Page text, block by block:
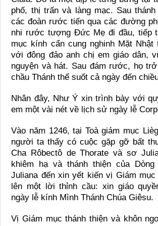
phố, thị trấn và làng mạc. Sau
các đoàn rước tiến qua các đường
nhi rước tượng Đức Mẹ đi đầu, tiếp
mục kính cẩn cung nghinh Mặt Nhật
với đông đảo anh chị em giáo dân,
nguyện và hát. Sau đám rước, họ
chầu Thánh thể suốt cả ngày đến
Nhân đây, Như Ý xin trình bày với
em một vài nét về lịch sử ngày lễ
Vào năm 1246, tại Toà giám mục
người ta thấy có cuộc gặp gỡ bất
Cha Rôbectô de Thorate và sơ
khiêm hạ và thánh thiện của Dòng
Juliana đến xin yết kiến vị Giám
lên một lời thỉnh cầu: xin giáo
ngày lễ kính Mình Thánh Chúa Giêsu.
Vị Giám mục thánh thiện và khôn